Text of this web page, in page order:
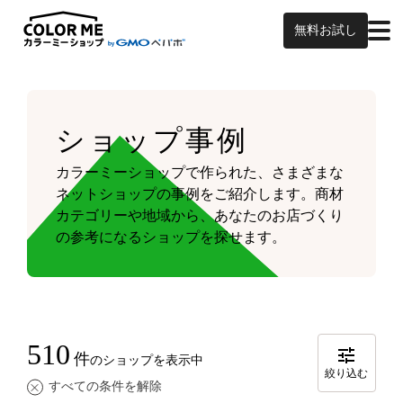
無料お試し
ショップ事例
カラーミーショップで作られた、さまざまな
ネットショップの事例をご紹介します。商材
カテゴリーや地域から、あなたのお店づくり
の参考になるショップを探せます。
510 件のショップを表示中
すべての条件を解除
絞り込む